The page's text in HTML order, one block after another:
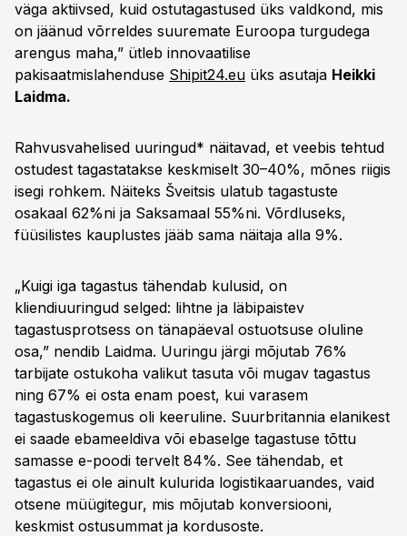
väga aktiivsed, kuid ostutagastused üks valdkond, mis
on jäänud võrreldes suuremate Euroopa turgudega
arengus maha,” ütleb innovaatilise
pakisaatmislahenduse Shipit24.eu üks asutaja Heikki
Laidma.
Rahvusvahelised uuringud* näitavad, et veebis tehtud
ostudest tagastatakse keskmiselt 30–40%, mõnes riigis
isegi rohkem. Näiteks Šveitsis ulatub tagastuste
osakaal 62%ni ja Saksamaal 55%ni. Võrdluseks,
füüsilistes kauplustes jääb sama näitaja alla 9%.
„Kuigi iga tagastus tähendab kulusid, on
kliendiuuringud selged: lihtne ja läbipaistev
tagastusprotsess on tänapäeval ostuotsuse oluline
osa,” nendib Laidma. Uuringu järgi mõjutab 76%
tarbijate ostukoha valikut tasuta või mugav tagastus
ning 67% ei osta enam poest, kui varasem
tagastuskogemus oli keeruline. Suurbritannia elanikest
ei saade ebameeldiva või ebaselge tagastuse tõttu
samasse e-poodi tervelt 84%. See tähendab, et
tagastus ei ole ainult kulurida logistikaaruandes, vaid
otsene müügitegur, mis mõjutab konversiooni,
keskmist ostusummat ja kordusoste.